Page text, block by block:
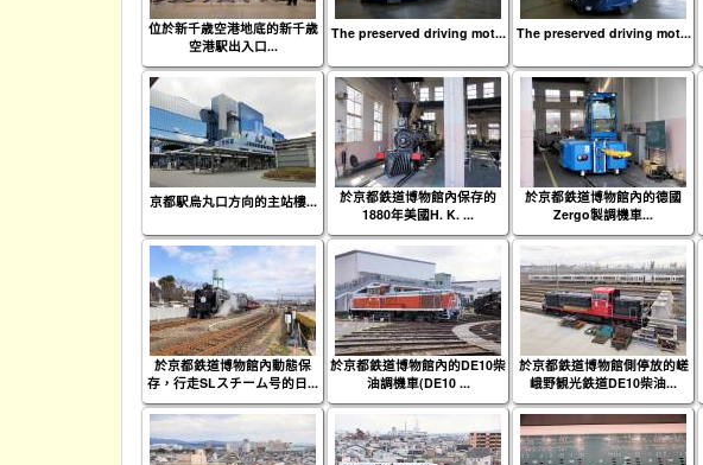
位於新千歳空港地底的新千歳
空港駅出入口...
The preserved driving mot... The preserved driving mot...
京都駅烏丸口方向的主站樓...
於京都鉄道博物館內保存的
1880年美國H. K. ...
於京都鉄道博物館內的德國
Zergo製調機車...
於京都鉄道博物館內動態保
存，行走SLスチーム号的日...
於京都鉄道博物館內的DE10柴
油調機車(DE10 ...
於京都鉄道博物館側停放的嵯
峨野観光鉄道DE10柴油...